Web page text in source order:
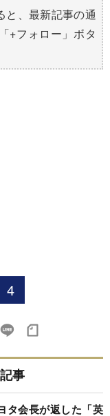
と、最新記事の通
+フォロー」ボタ
4
事
タ会長が返した「英